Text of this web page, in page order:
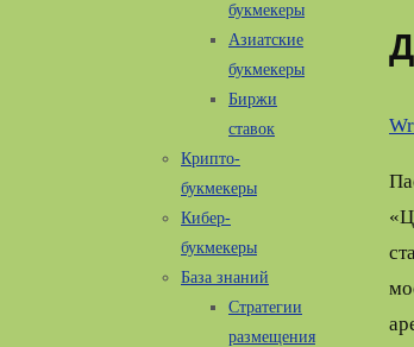
букмекеры
Азиатские
букмекеры
Биржи
ставок
Крипто-
букмекеры
Кибер-
букмекеры
База знаний
Стратегии
размещения